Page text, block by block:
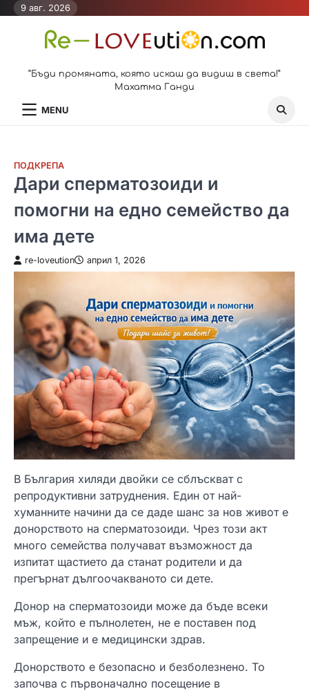
Skip9 авг. 2026
“Бъди промяната, която искаш да видиш в света!”
Махатма Ганди
MENU
ПОДКРЕПА
Дари сперматозоиди и
помогни на едно семейство да
има дете
re-loveution април 1, 2026
В България хиляди двойки се сблъскват с
репродуктивни затруднения. Един от най-
хуманните начини да се даде шанс за нов живот е
донорството на сперматозоиди. Чрез този акт
много семейства получават възможност да
изпитат щастието да станат родители и да
прегърнат дългоочакваното си дете.
Донор на сперматозоиди може да бъде всеки
мъж, който е пълнолетен, не е поставен под
запрещение и е медицински здрав.
Донорството е безопасно и безболезнено. То
започва с първоначално посещение в